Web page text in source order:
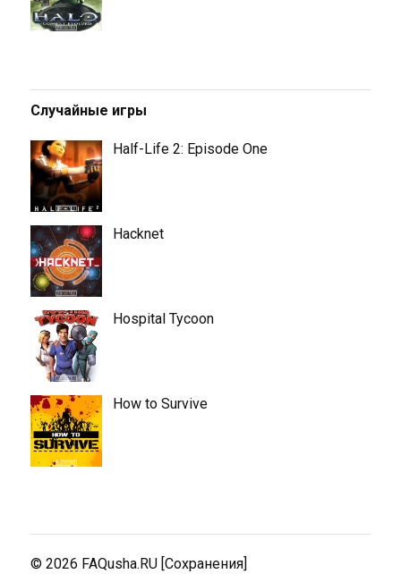
Случайные игры
Half-Life 2: Episode One
Hacknet
Hospital Tycoon
How to Survive
© 2026 FAQusha.RU [Сохранения]